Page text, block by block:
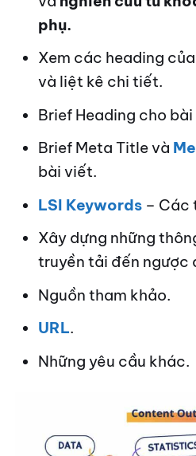
phụ.
Xem các heading
và liệt kê chi tiết.
Brief Heading cho
Brief Meta Title và
bài viết.
LSI Keywords– Các
Xây dựng những
truyền tải đến ngược
Nguồn tham khảo.
URL.
Những yêu cầu khác.